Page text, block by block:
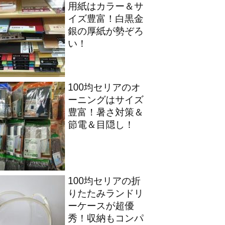
用紙はカラー＆サ
イズ豊富！白黒金
銀の厚紙が勢ぞろ
い！
100均セリアのオ
ーニングはサイズ
豊富！暑さ対策＆
節電＆目隠し！
100均セリアの折
りたたみランドリ
ーケースが超優
秀！収納もコンパ